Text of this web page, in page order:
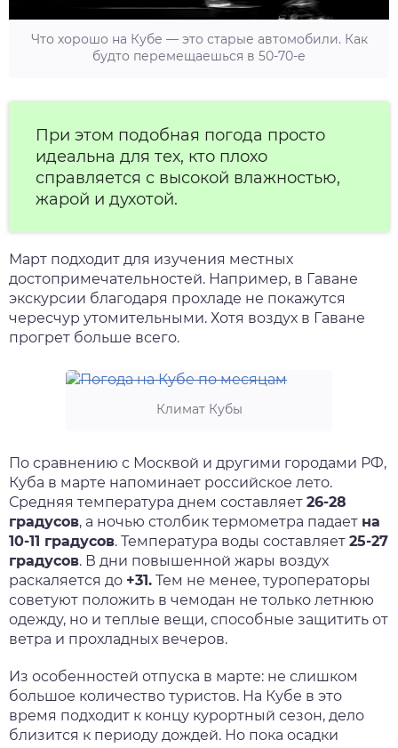
Что хорошо на Кубе — это старые автомобили. Как
будто перемещаешься в 50-70-е
При этом подобная погода просто
идеальна для тех, кто плохо
справляется с высокой влажностью,
жарой и духотой.
Март подходит для изучения местных
достопримечательностей. Например, в Гаване
экскурсии благодаря прохладе не покажутся
чересчур утомительными. Хотя воздух в Гаване
прогрет больше всего.
Климат Кубы
По сравнению с Москвой и другими городами РФ,
Куба в марте напоминает российское лето.
Средняя температура днем составляет 26-28
градусов, а ночью столбик термометра падает на
10-11 градусов. Температура воды составляет 25-27
градусов. В дни повышенной жары воздух
раскаляется до +31. Тем не менее, туроператоры
советуют положить в чемодан не только летнюю
одежду, но и теплые вещи, способные защитить от
ветра и прохладных вечеров.
Из особенностей отпуска в марте: не слишком
большое количество туристов. На Кубе в это
время подходит к концу курортный сезон, дело
близится к периоду дождей. Но пока осадки